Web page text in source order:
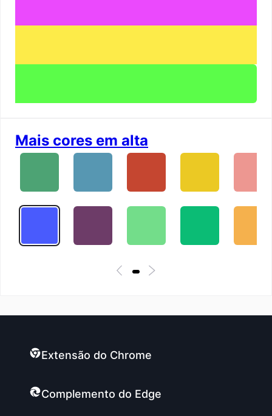
Mais cores em alta
Extensão do Chrome
Complemento do Edge